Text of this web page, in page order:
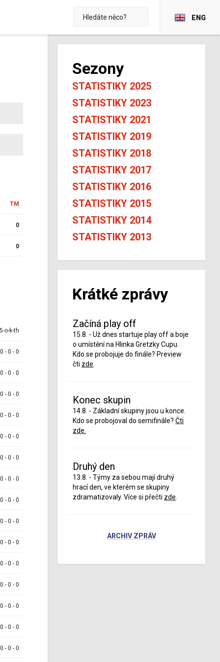
ENG
TM
0
0
o-k-th
- 0 - 0
- 0 - 0
- 0 - 0
- 0 - 0
- 0 - 0
- 0 - 0
- 0 - 0
- 0 - 0
- 0 - 0
- 0 - 0
- 0 - 0
- 0 - 0
- 0 - 0
- 0 - 0
- 0 - 0
Sezony
STATISTIKY 2025
STATISTIKY 2023
STATISTIKY 2021
STATISTIKY 2019
STATISTIKY 2018
STATISTIKY 2017
STATISTIKY 2016
STATISTIKY 2015
STATISTIKY 2014
STATISTIKY 2013
Krátké zprávy
Začíná play off
15.8. - Už dnes startuje play off a boje
o umístění na Hlinka Gretzky Cupu.
Kdo se probojuje do finále? Preview
čti zde
Konec skupin
14.8. - Základní skupiny jsou u konce.
Kdo se probojoval do semifinále? Čti
zde.
Druhý den
13.8. - Týmy za sebou mají druhý
hrací den, ve kterém se skupiny
zdramatizovaly. Více si přečti zde
ARCHIV ZPRÁV